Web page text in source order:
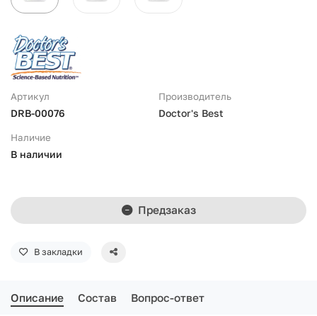
Артикул
DRB-00076
Производитель
Doctor's Best
Наличие
В наличии
Предзаказ
В закладки
Описание Состав Вопрос-ответ